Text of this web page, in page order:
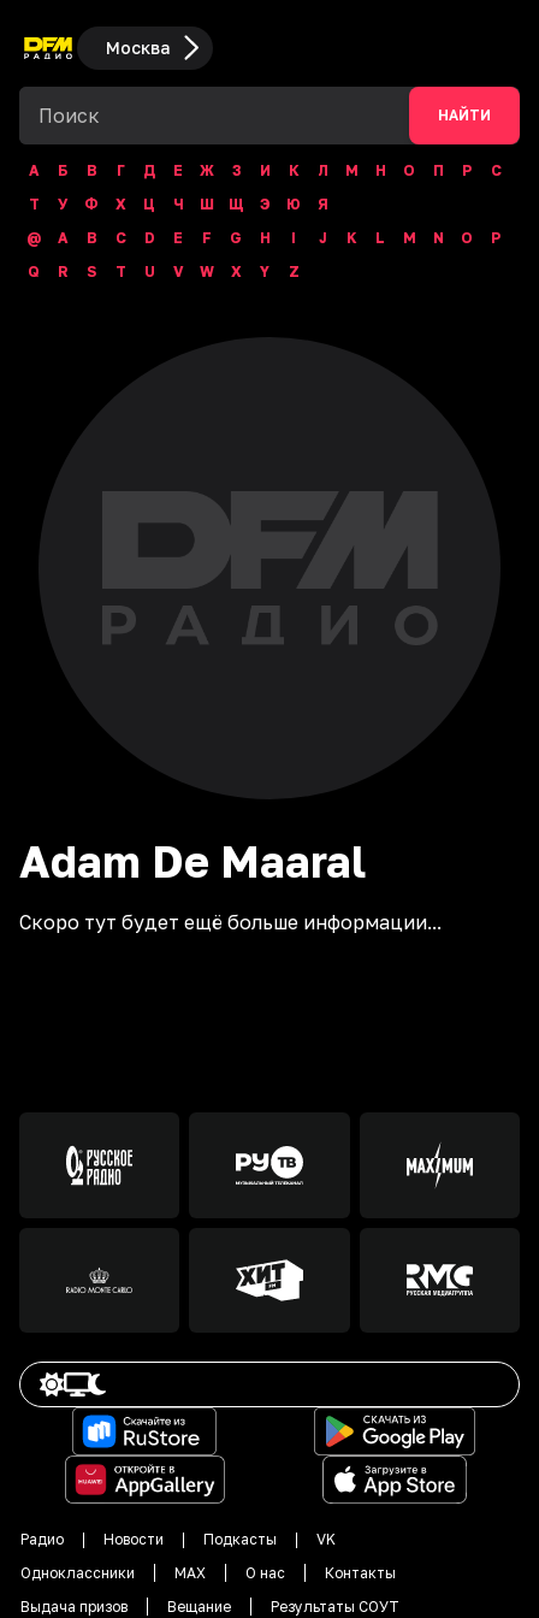
Москва
НАЙТИ
А Б В Г Д Е Ж З И К Л М Н О П Р
С
Т
У Ф Х Ц Ч Ш Щ Э Ю
Я
@
A B C D E F G H I J K L M N O
P
Q
R S T U V W X Y Z
Adam De Maaral
Скоро тут будет ещё больше информации...
Радио Новости Подкасты
VK
Одноклассники
MAX О нас
Контакты
Выдача призов
Вещание Результаты СОУТ